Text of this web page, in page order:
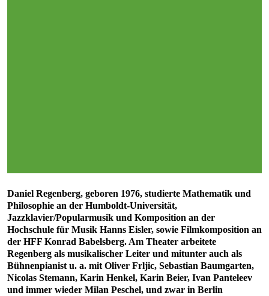
Daniel Regenberg, geboren 1976, studierte Mathematik und
Philosophie an der Humboldt-Universität,
Jazzklavier/Popularmusik und Komposition an der
Hochschule für Musik Hanns Eisler, sowie Filmkomposition an
der HFF Konrad Babelsberg. Am Theater arbeitete
Regenberg als musikalischer Leiter und mitunter auch als
Bühnenpianist u. a. mit Oliver Frljic, Sebastian Baumgarten,
Nicolas Stemann, Karin Henkel, Karin Beier, Ivan Panteleev
und immer wieder Milan Peschel, und zwar in Berlin